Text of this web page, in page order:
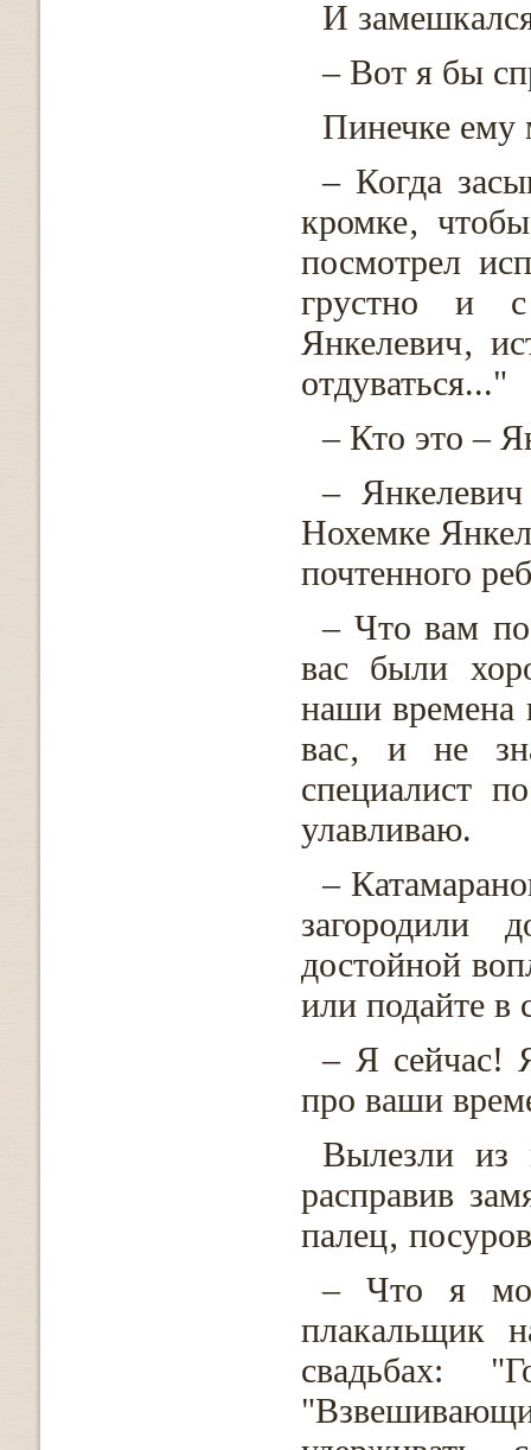
И
– Вот я бы
Пинечке ему
– Когда
кромке‚
посмотрел
грустно и
Янкелевич‚
отдуваться..."
– Кто это –
–
Нохемке
почтенного
– Что вам
вас были
наши времена
вас‚ и не
специалист
улавливаю.
–
загородили
достойной
или подайте в
– Я сейчас!
про ваши
Вылезли из
расправив
палец‚
– Что я
плакальщик
свадьбах: